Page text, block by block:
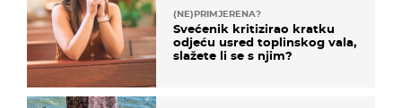
(NE)PRIMJERENA?
Svećenik kritizirao kratku
odjeću usred toplinskog vala,
slažete li se s njim?